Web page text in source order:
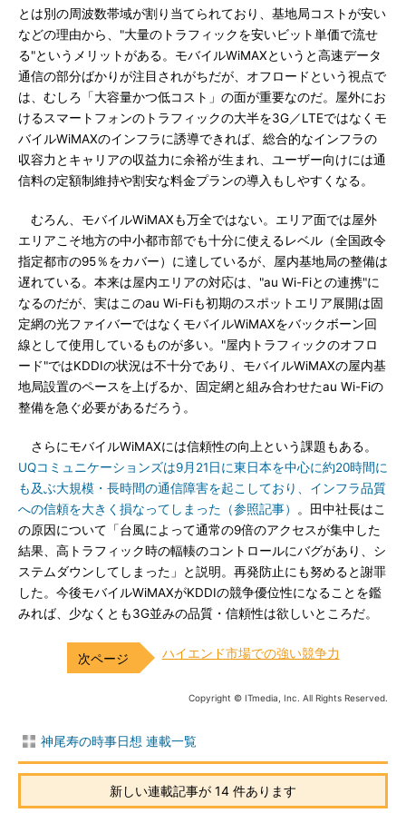
とは別の周波数帯域が割り当てられており、基地局コストが安い
などの理由から、"大量のトラフィックを安いビット単価で流せ
る"というメリットがある。モバイルWiMAXというと高速データ
通信の部分ばかりが注目されがちだが、オフロードという視点で
は、むしろ「大容量かつ低コスト」の面が重要なのだ。屋外にお
けるスマートフォンのトラフィックの大半を3G／LTEではなくモ
バイルWiMAXのインフラに誘導できれば、総合的なインフラの
収容力とキャリアの収益力に余裕が生まれ、ユーザー向けには通
信料の定額制維持や割安な料金プランの導入もしやすくなる。
むろん、モバイルWiMAXも万全ではない。エリア面では屋外
エリアこそ地方の中小都市部でも十分に使えるレベル（全国政令
指定都市の95％をカバー）に達しているが、屋内基地局の整備は
遅れている。本来は屋内エリアの対応は、"au Wi-Fiとの連携"に
なるのだが、実はこのau Wi-Fiも初期のスポットエリア展開は固
定網の光ファイバーではなくモバイルWiMAXをバックボーン回
線として使用しているものが多い。"屋内トラフィックのオフロ
ード"ではKDDIの状況は不十分であり、モバイルWiMAXの屋内基
地局設置のペースを上げるか、固定網と組み合わせたau Wi-Fiの
整備を急ぐ必要があるだろう。
さらにモバイルWiMAXには信頼性の向上という課題もある。
UQコミュニケーションズは9月21日に東日本を中心に約20時間に
も及ぶ大規模・長時間の通信障害を起こしており、インフラ品質
への信頼を大きく損なってしまった（参照記事）
。田中社長はこ
の原因について「台風によって通常の9倍のアクセスが集中した
結果、高トラフィック時の輻輳のコントロールにバグがあり、シ
ステムダウンしてしまった」と説明。再発防止にも努めると謝罪
した。今後モバイルWiMAXがKDDIの競争優位性になることを鑑
みれば、少なくとも3G並みの品質・信頼性は欲しいところだ。
ハイエンド市場での強い競争力
Copyright © ITmedia, Inc. All Rights Reserved.
神尾寿の時事日想 連載一覧
新しい連載記事が 14 件あります